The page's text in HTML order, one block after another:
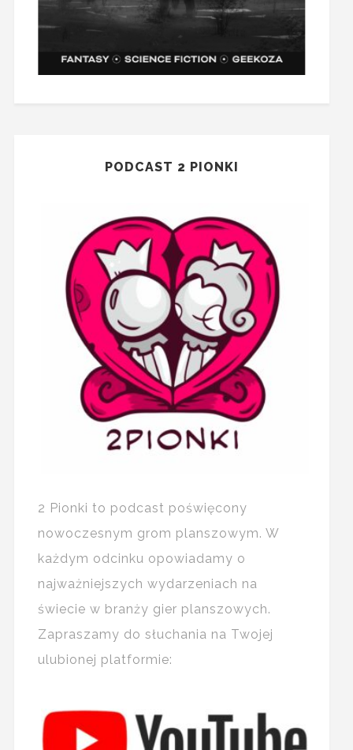
PODCAST 2 PIONKI
2 Pionki to podcast poświęcony
nowoczesnym grom planszowym. W
każdym odcinku opowiadamy o
najważniejszych wydarzeniach na
świecie w branży gier planszowych.
Zapraszamy do słuchania na Twojej
ulubionej platformie: